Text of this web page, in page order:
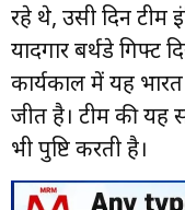
रहे थे, उसी दिन टीम
यादगार बर्थडे गिफ्ट
कार्यकाल में यह
जीत है। टीम की यह
भी पुष्टि करती है।